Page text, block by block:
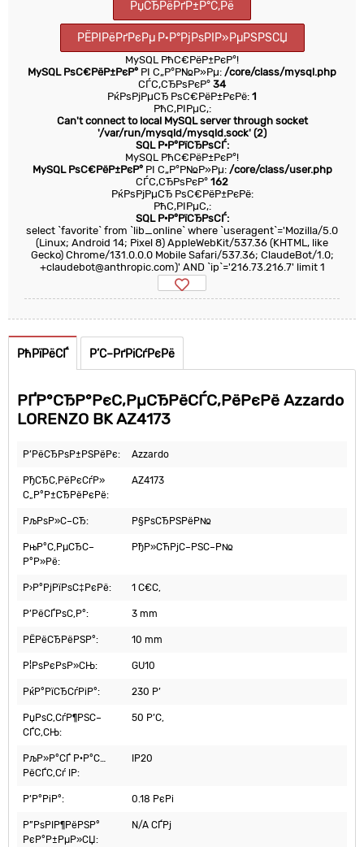
РџСЂРёРґР±Р°С‚Рё
РЁРІРёРґРєРµ Р·Р°РјРѕРІР»РµРЅРЅСЏ
MySQL РћС€РёР±РєР°!
MySQL РѕС€РёР±РєР° РІ С„Р°Р№Р»Рµ: /core/class/mysql.php
СЃС‚СЂРѕРєР° 34
РќРѕРјРµСЂ РѕС€РёР±РєРё: 1
РћС‚РІРµС‚:
Can't connect to local MySQL server through socket
'/var/run/mysqld/mysqld.sock' (2)
SQL Р·Р°РїСЂРѕСЃ:
MySQL РћС€РёР±РєР°!
MySQL РѕС€РёР±РєР°РІ С„Р°Р№Р»Рµ: /core/class/user.php
СЃС‚СЂРѕРєР° 162
РќРѕРјРµСЂ РѕС€РёР±РєРё:
РћС‚РІРµС‚:
SQL Р·Р°РїСЂРѕСЃ:
select `favorite` from `lib_online` where `useragent`='Mozilla/5.0
(Linux; Android 14; Pixel 8) AppleWebKit/537.36 (KHTML, like
Gecko) Chrome/131.0.0.0 Mobile Safari/537.36; ClaudeBot/1.0;
+claudebot@anthropic.com)' AND `ip`='216.73.216.7' limit 1
РћРїРёСЃ Р’С–РґРіСѓРєРё
РҐР°СЂР°РєС‚РµСЂРёСЃС‚РёРєРё Azzardo
LORENZO BK AZ4173
Р’РёСЂРѕР±РЅРёРє: Azzardo
РђСЂС‚РёРєСѓР»
С„Р°Р±СЂРёРєРё:
AZ4173
РљРѕР»С–СЂ: Р§РѕСЂРЅРёР№
РњР°С‚РµСЂС–
Р°Р»Рё:
РђР»СЋРјС–РЅС–Р№
Р›Р°РјРїРѕС‡РєРё: 1 С€С‚
Р’РёСЃРѕС‚Р°: 3 mm
РЁРёСЂРёРЅР°: 10 mm
Р¦РѕРєРѕР»СЊ: GU10
РќР°РїСЂСѓРіР°: 230 Р’
РџРѕС‚СѓР¶РЅС–
СЃС‚СЊ:
50 Р’С‚
РљР»Р°СЃ Р·Р°С…
РёСЃС‚Сѓ IP:
IP20
Р’Р°РіР°: 0.18 РєРі
Р”РѕРІР¶РёРЅР°
РєР°Р±РµР»СЏ:
N/A СЃРј